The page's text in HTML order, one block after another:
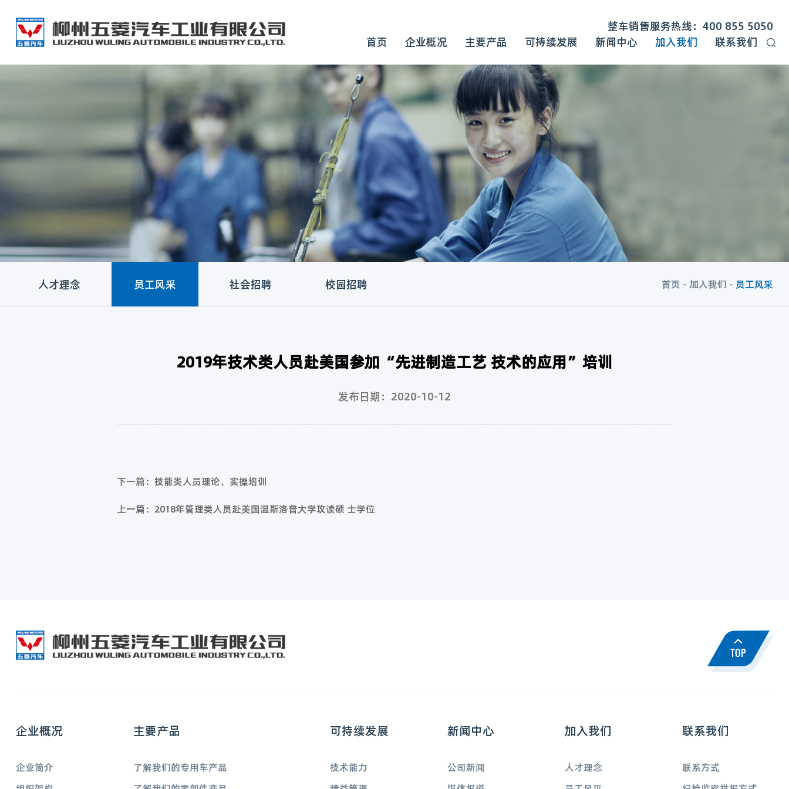
整车销售服务热线：400 855 5050
首页
企业概况 主要产品 可持续发展 新闻中心 加入我们 联系我们
首页 - 加入我们 - 员工风采
人才理念 员工风采 社会招聘 校园招聘
2019年技术类人员赴美国参加“先进制造工艺 技术的应用”培训
发布日期：2020-10-12
下一篇：技能类人员理论、实操培训
上一篇：2018年管理类人员赴美国温斯洛普大学攻读硕 士学位
企业概况
企业简介
主要产品
了解我们的专用车产品
可持续发展
技术能力
新闻中心
公司新闻
加入我们
人才理念
联系我们
联系方式